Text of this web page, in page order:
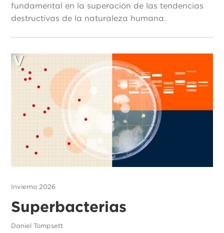
fundamental en la superación de las tendencias
destructivas de la naturaleza humana.
Invierno 2026
Superbacterias
Daniel Tompsett